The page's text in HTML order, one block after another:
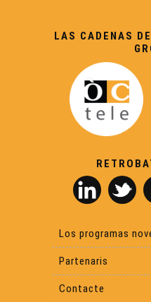
LAS CADENAS
Los programas
Partenaris
Contacte